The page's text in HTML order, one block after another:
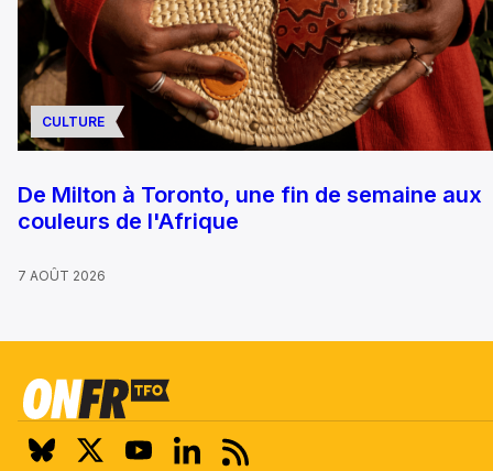
CULTURE
De Milton à Toronto, une fin de semaine aux
couleurs de l'Afrique
7 AOÛT 2026